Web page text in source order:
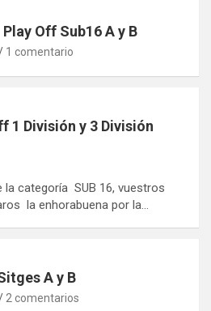
Off Sub16 A y B
1 comentario
1 División y 3 División
categoría SUB 16, vuestros
la enhorabuena por la…
A y B
2 comentarios